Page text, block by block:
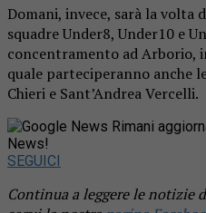
Domani, invece, sarà la volta
squadre Under8, Under10 e
concentramento ad Arborio,
quale parteciperanno anche
Chieri e Sant’Andrea Vercelli.
Rimani
News!
SEGUICI
Continua a leggere le notizie